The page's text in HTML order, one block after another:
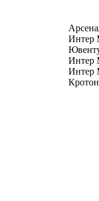
Интер
Интер
Интер